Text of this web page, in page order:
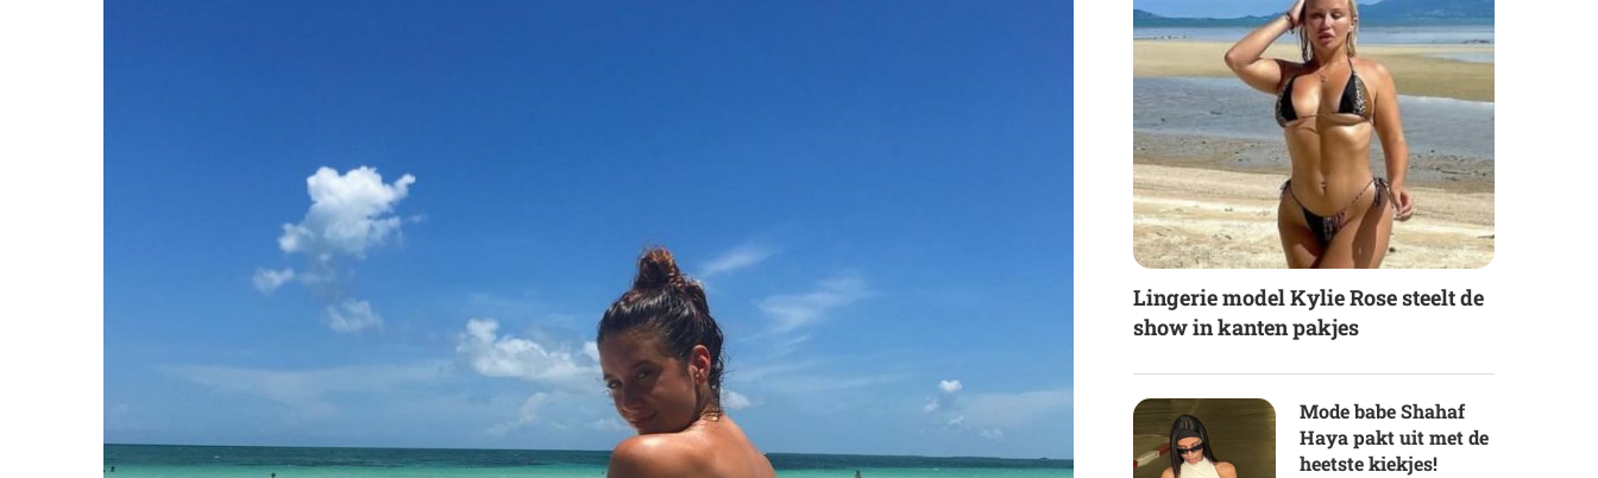
Lingerie model Kylie Rose steelt de
show in kanten pakjes
Mode babe Shahaf
Haya pakt uit met de
heetste kiekjes!